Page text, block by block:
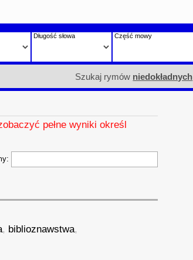
Długość słowa Część mowy
Szukaj rymów niedokładnych
pełne wyniki określ
, biblioznawstwa,